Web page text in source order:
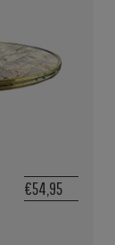
€54,95